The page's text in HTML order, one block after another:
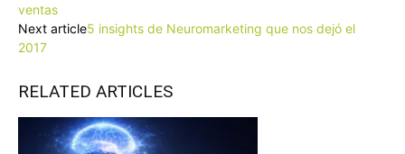
ventas
Next article5 insights de Neuromarketing que nos dejó el
2017
RELATED ARTICLES